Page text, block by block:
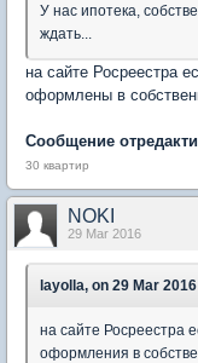
У нас ипотека,
ждать...
на сайте Росреестра
оформлены в
Сообщение
30 квартир
NOKI
29 Mar 2016
layolla, on 29 Mar
на сайте Росреестра
оформления в